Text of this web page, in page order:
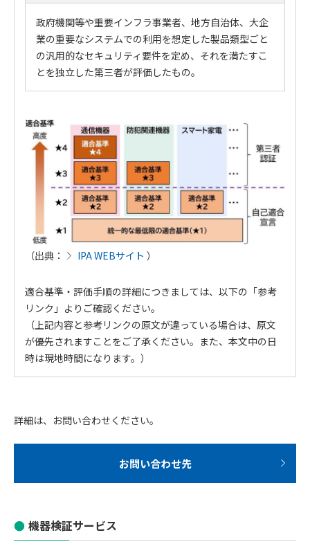
政府機関等や重要インフラ事業者、地方自治体、大企
業の重要なシステムでの利用を想定した製品類型ごと
の汎用的なセキュリティ要件を定め、それを満たすこ
とを独立した第三者が評価したもの。
（出典： IPA WEBサイト ）
適合基準・評価手順の詳細につきましては、以下の「参考
リンク」よりご確認ください。
（上記内容と参考リンクの原文が違っている場合は、原文
が優先されますことをご了承ください。また、本文中の日
時は現地時間になります。）
詳細は、お問い合わせください。
お問い合わせ先
機器検証サービス